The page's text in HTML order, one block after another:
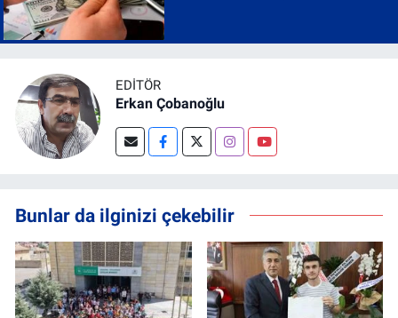
EDITÖR
Erkan Çobanoğlu
Bunlar da ilginizi çekebilir